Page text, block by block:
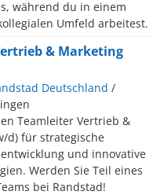
während du in einem
Umfeld arbeitest.
& Marketing
Deutschland /
Teamleiter Vertrieb &
d) für strategische
und innovative
Werden Sie Teil eines
bei Randstad!